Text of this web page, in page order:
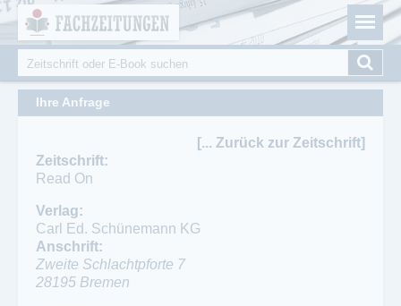
Fachzeitungen.de - Das unabhängige Portal für
Fachmagazine Fachpublikationen & eBooks
Suchformular
Suche
Ihre Anfrage
[... Zurück zur Zeitschrift]
Zeitschrift:
Read On
Verlag:
Carl Ed. Schünemann KG
Anschrift:
Zweite Schlachtpforte 7
28195 Bremen
Cookie-Einstellungen